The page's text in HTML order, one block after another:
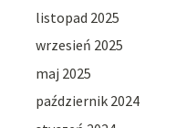
listopad 2025
wrzesień 2025
maj 2025
październik 2024